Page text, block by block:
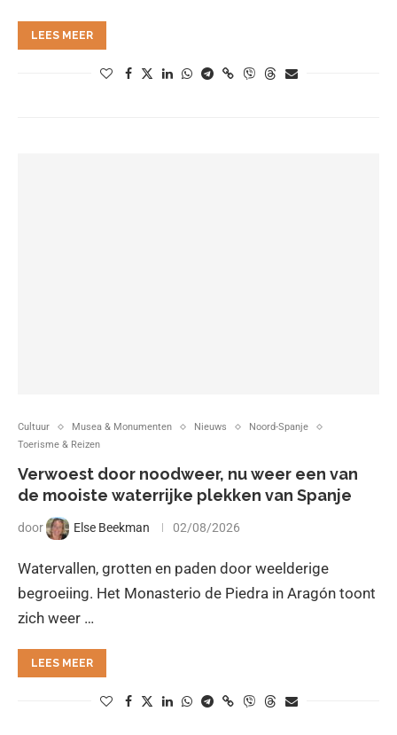
LEES MEER
Cultuur Musea & Monumenten Nieuws
Noord-Spanje
Toerisme & Reizen
Verwoest door noodweer, nu weer een van
de mooiste waterrijke plekken van Spanje
door Else Beekman 02/08/2026
Watervallen, grotten en paden door weelderige
begroeiing. Het Monasterio de Piedra in Aragón toont
zich weer …
LEES MEER